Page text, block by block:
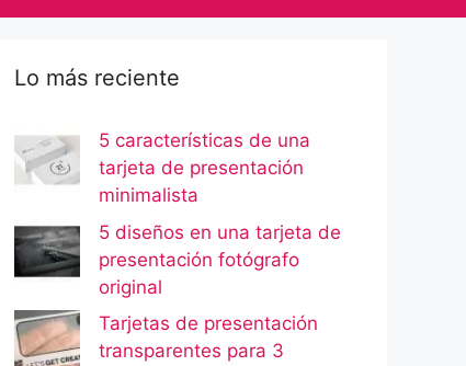
Lo más reciente
5 características de una
tarjeta de presentación
minimalista
5 diseños en una tarjeta de
presentación fotógrafo
original
Tarjetas de presentación
transparentes para 3